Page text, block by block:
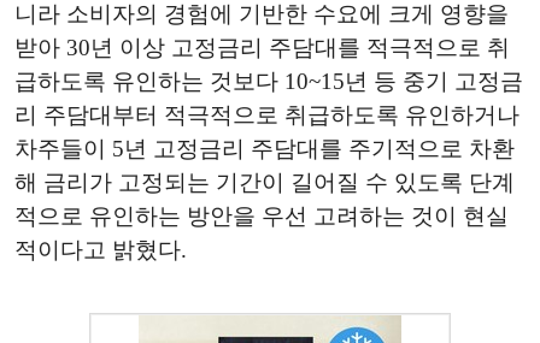
니라 소비자의 경험에 기반한 수요에 크게 영향을
받아 30년 이상 고정금리 주담대를 적극적으로 취
급하도록 유인하는 것보다 10~15년 등 중기 고정금
리 주담대부터 적극적으로 취급하도록 유인하거나
차주들이 5년 고정금리 주담대를 주기적으로 차환
해 금리가 고정되는 기간이 길어질 수 있도록 단계
적으로 유인하는 방안을 우선 고려하는 것이 현실
적이다고 밝혔다.